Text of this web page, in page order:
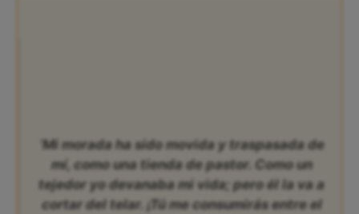
‘Mi morada ha sido movida y traspasada de
mí, como una tienda de pastor. Como un
tejedor yo devanaba mi vida; pero él la va a
cortar del telar. ¡Tú me consumirás entre el